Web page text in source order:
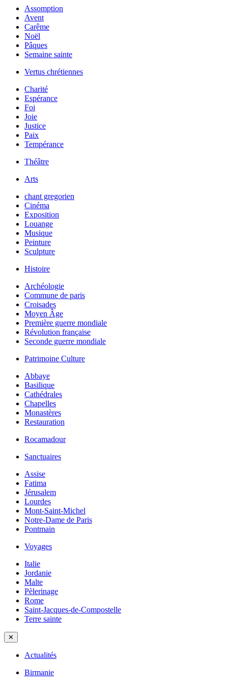
Assomption
Avent
Carême
Noël
Pâques
Semaine sainte
Vertus chrétiennes
Charité
Espérance
Foi
Joie
Justice
Paix
Tempérance
Théâtre
Arts
chant gregorien
Cinéma
Exposition
Louange
Musique
Peinture
Sculpture
Histoire
Archéologie
Commune de paris
Croisades
Moyen Âge
Première guerre mondiale
Révolution française
Seconde guerre mondiale
Patrimoine Culture
Abbaye
Basilique
Cathédrales
Chapelles
Monastères
Restauration
Rocamadour
Sanctuaires
Assise
Fatima
Jérusalem
Lourdes
Mont-Saint-Michel
Notre-Dame de Paris
Pontmain
Voyages
Italie
Jordanie
Malte
Pèlerinage
Rome
Saint-Jacques-de-Compostelle
Terre sainte
✕
Actualités
Birmanie